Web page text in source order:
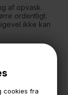
cookies fra
af opvask.
ordentligt.
ikke kan